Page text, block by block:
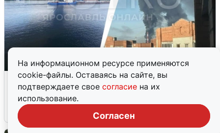
На информационном ресурсе применяются
cookie-файлы. Оставаясь на сайте, вы
подтверждаете свое согласие на их
использование.
Согласен
Ночная атака БПЛА на Ярославль:
попадания и последствия
6 августа